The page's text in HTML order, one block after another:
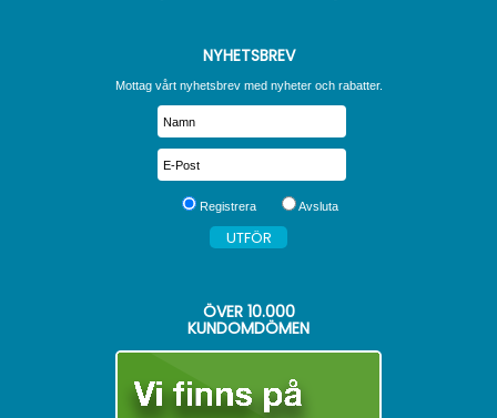
NYHETSBREV
Mottag vårt nyhetsbrev med nyheter och rabatter.
Registrera Avsluta
ÖVER 10.000
KUNDOMDÖMEN